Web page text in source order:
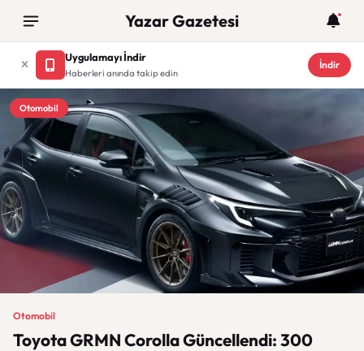
Yazar Gazetesi
Uygulamayı İndir
Haberleri anında takip edin
İndir
Otomobil
Otomobil
Toyota GRMN Corolla Güncellendi: 300